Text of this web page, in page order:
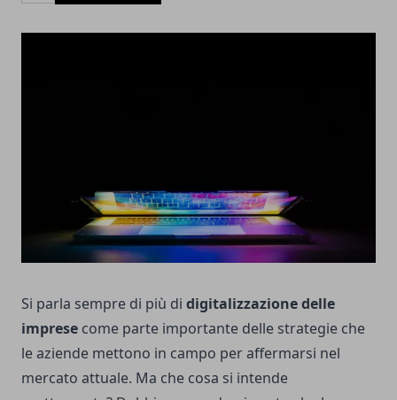
Si parla sempre di più di digitalizzazione delle
imprese come parte importante delle strategie che
le aziende mettono in campo per affermarsi nel
mercato attuale. Ma che cosa si intende